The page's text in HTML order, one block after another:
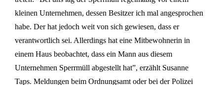
kleinen Unternehmen, dessen Besitzer ich mal angesprochen
habe. Der hat jedoch weit von sich gewiesen, dass er
verantwortlich sei. Allerdings hat eine Mitbewohnerin in
einem Haus beobachtet, dass ein Mann aus diesem
Unternehmen Sperrmüll abgestellt hat”, erzählt Susanne
Taps. Meldungen beim Ordnungsamt oder bei der Polizei